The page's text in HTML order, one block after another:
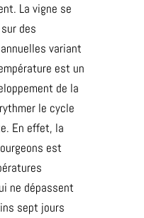
La vigne se
des
variant
est un
de la
le cycle
En effet, la
est
ne dépassent
sept jours